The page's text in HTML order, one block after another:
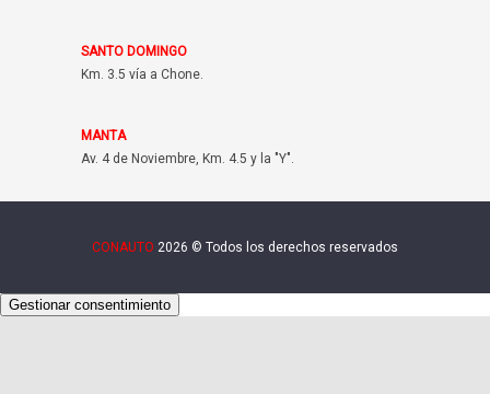
SANTO DOMINGO
Km. 3.5 vía a Chone.
MANTA
Av. 4 de Noviembre, Km. 4.5 y la "Y".
CONAUTO 2026 © Todos los derechos reservados
Gestionar consentimiento